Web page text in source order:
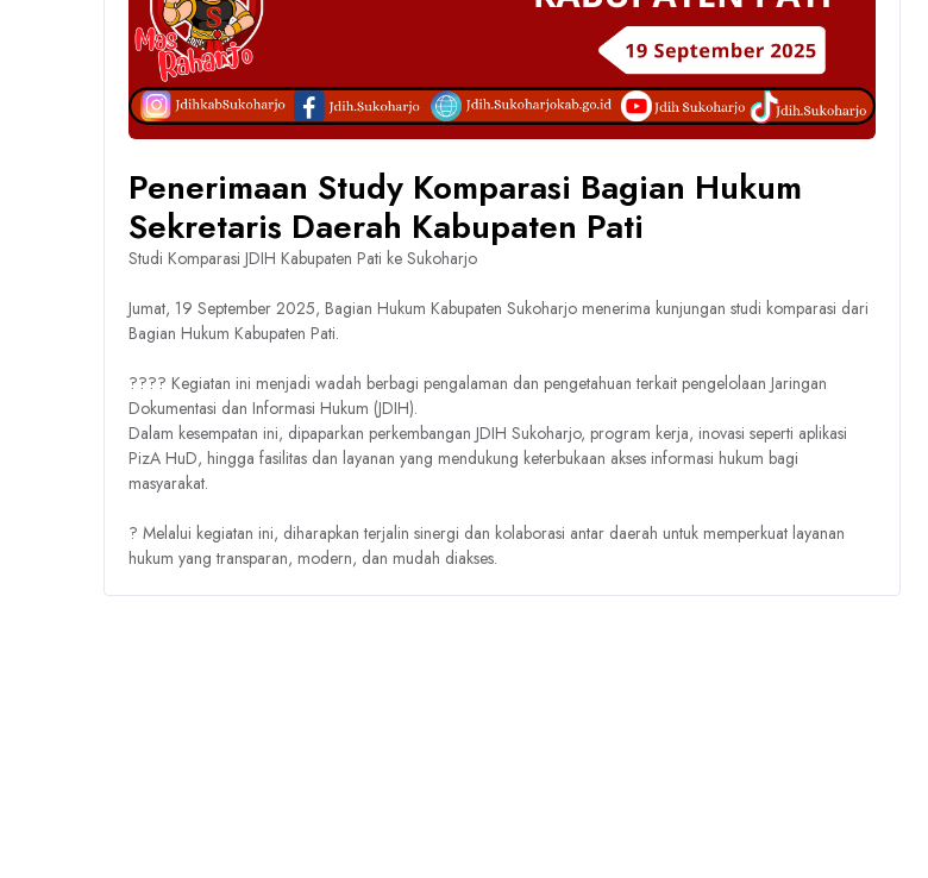
Penerimaan Study Komparasi Bagian Hukum
Sekretaris Daerah Kabupaten Pati
Studi Komparasi JDIH Kabupaten Pati ke Sukoharjo
Jumat, 19 September 2025, Bagian Hukum Kabupaten Sukoharjo menerima kunjungan studi komparasi dari
Bagian Hukum Kabupaten Pati.
???? Kegiatan ini menjadi wadah berbagi pengalaman dan pengetahuan terkait pengelolaan Jaringan
Dokumentasi dan Informasi Hukum (JDIH).
Dalam kesempatan ini, dipaparkan perkembangan JDIH Sukoharjo, program kerja, inovasi seperti aplikasi
PizA HuD, hingga fasilitas dan layanan yang mendukung keterbukaan akses informasi hukum bagi
masyarakat.
? Melalui kegiatan ini, diharapkan terjalin sinergi dan kolaborasi antar daerah untuk memperkuat layanan
hukum yang transparan, modern, dan mudah diakses.